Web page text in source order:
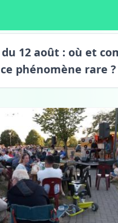
du 12 août : où et
phénomène rare ?